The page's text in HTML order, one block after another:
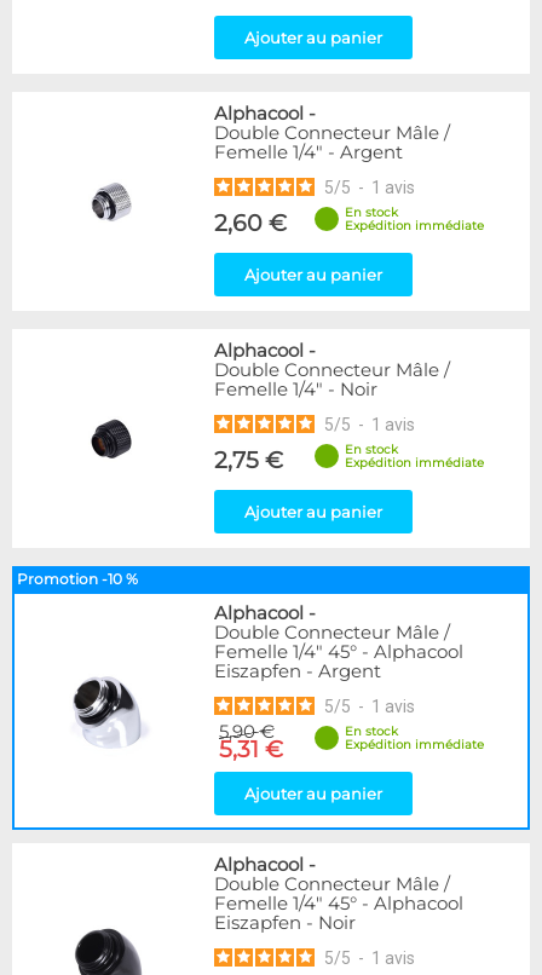
Ajouter au panier
Alphacool -
Double Connecteur Mâle /
Femelle 1/4" - Argent
5/5 - 1 avis
2,60 €
En stock
Expédition immédiate
Ajouter au panier
Alphacool -
Double Connecteur Mâle /
Femelle 1/4" - Noir
5/5 - 1 avis
2,75 €
En stock
Expédition immédiate
Ajouter au panier
Promotion -10 %
Alphacool -
Double Connecteur Mâle /
Femelle 1/4" 45° - Alphacool
Eiszapfen - Argent
5/5 - 1 avis
5,90 €
5,31 €
En stock
Expédition immédiate
Ajouter au panier
Alphacool -
Double Connecteur Mâle /
Femelle 1/4" 45° - Alphacool
Eiszapfen - Noir
5/5 - 1 avis